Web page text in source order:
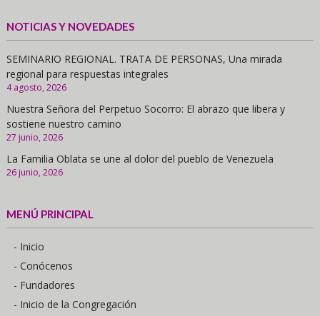
NOTICIAS Y NOVEDADES
SEMINARIO REGIONAL. TRATA DE PERSONAS, Una mirada
regional para respuestas integrales
4 agosto, 2026
Nuestra Señora del Perpetuo Socorro: El abrazo que libera y
sostiene nuestro camino
27 junio, 2026
La Familia Oblata se une al dolor del pueblo de Venezuela
26 junio, 2026
MENÚ PRINCIPAL
- Inicio
- Conócenos
- Fundadores
- Inicio de la Congregación